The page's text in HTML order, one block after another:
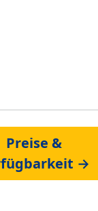
Preise &
→